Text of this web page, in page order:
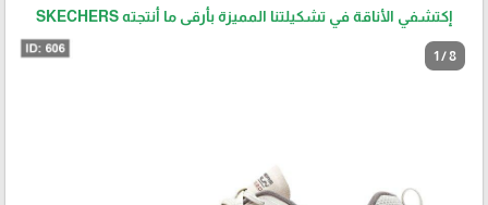
إكتشفي الأناقة في تشكيلتنا المميزة بأرقى ما أنتجته SKECHERS
1 / 8